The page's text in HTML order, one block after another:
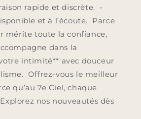
rapide et discrète. -
et à l’écoute. Parce
mérite toute la confiance,
dans la
intimité** avec douceur
Offrez-vous le meilleur
qu’au 7e Ciel, chaque
nos nouveautés dès